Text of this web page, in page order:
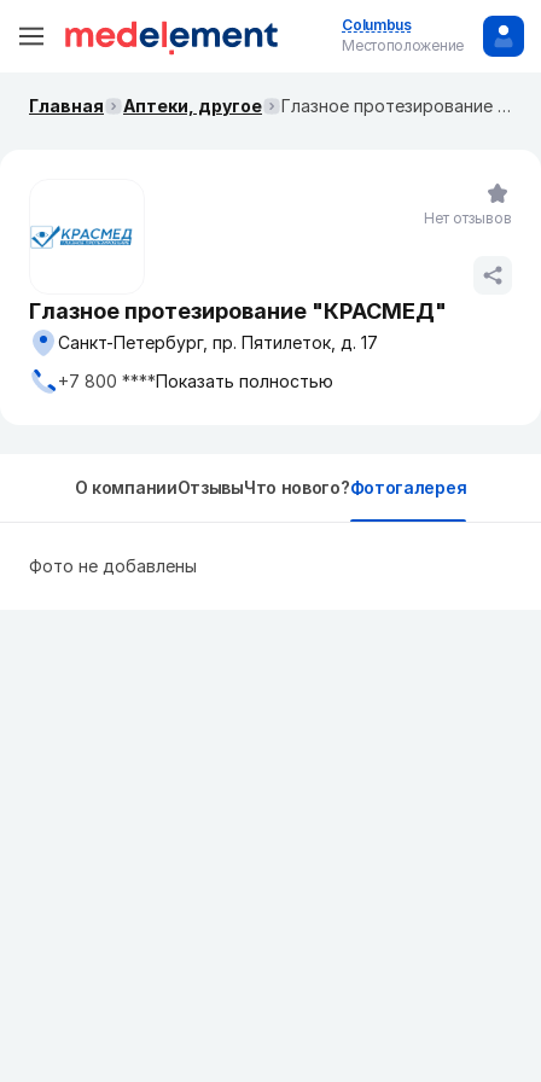
Columbus
Местоположение
Главная Аптеки, другое Глазное протезирование "КРАСМЕД"
Глазное протезирование "КРАСМЕД"
Санкт-Петербург, пр. Пятилеток, д. 17
+7 800 ****Показать полностью
Нет отзывов
О компанииОтзывыЧто нового?Фотогалерея
Фото не добавлены